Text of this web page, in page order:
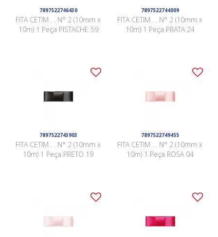
7897522746430
FITA CETIM . . N° 2 (10mm x
10m) 1 Peça PISTACHE 59
7897522744009
FITA CETIM . . N° 2 (10mm x
10m) 1 Peça PRATA 24
7897522743903
FITA CETIM . . N° 2 (10mm x
10m) 1 Peça PRETO 19
7897522749455
FITA CETIM . . N° 2 (10mm x
10m) 1 Peça ROSA 04